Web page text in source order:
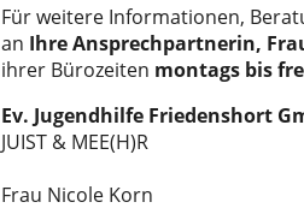
Für weitere Informationen,
an Ihre Ansprechpartnerin,
ihrer Bürozeiten montags bis
Ev. Jugendhilfe Friedenshort
JUIST & MEE(H)R
Frau Nicole Korn